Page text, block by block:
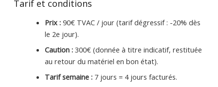
Tarif et conditions
Prix :90€ TVAC / jour (tarif dégressif : -20% dès
le 2e jour).
Caution :300€ (donnée à titre indicatif, restituée
au retour du matériel en bon état).
Tarif semaine :7 jours = 4 jours facturés.